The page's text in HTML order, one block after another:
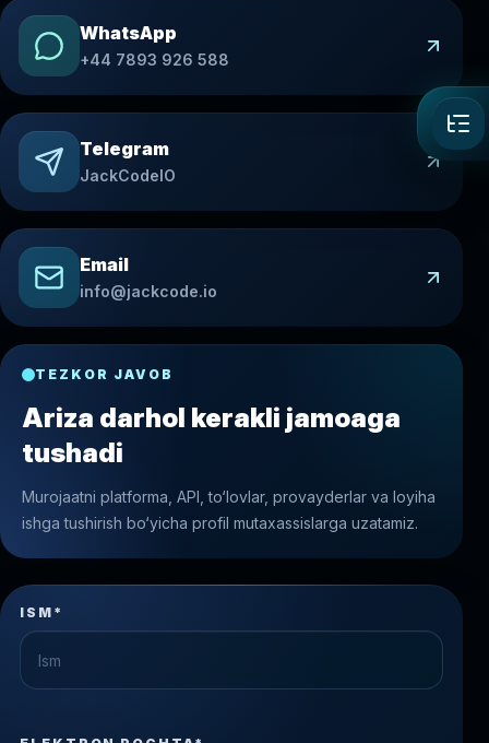
WhatsApp
+44 7893 926 588
Telegram
JackCodeIO
Email
info@jackcode.io
TEZKOR JAVOB
Ariza darhol kerakli jamoaga
tushadi
Murojaatni platforma, API, to‘lovlar, provayderlar va loyiha
ishga tushirish bo‘yicha profil mutaxassislarga uzatamiz.
ISM*